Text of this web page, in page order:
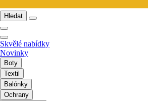
Hledat
Skvělé nabídky
Novinky
Boty
Textil
Balónky
Ochrany